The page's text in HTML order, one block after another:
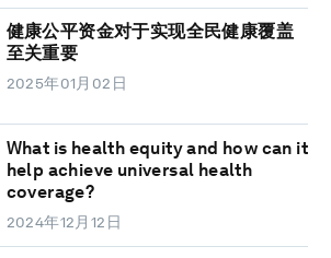
健康公平资金对于实现全民健康覆盖
至关重要
2025年01月02日
What is health equity and how can it
help achieve universal health
coverage?
2024年12月12日